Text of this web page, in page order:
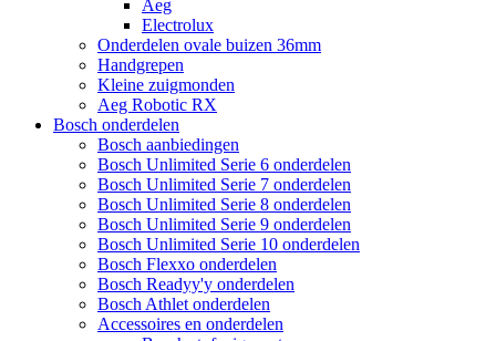
Aeg
Electrolux
Onderdelen ovale buizen 36mm
Handgrepen
Kleine zuigmonden
Aeg Robotic RX
Bosch onderdelen
Bosch aanbiedingen
Bosch Unlimited Serie 6 onderdelen
Bosch Unlimited Serie 7 onderdelen
Bosch Unlimited Serie 8 onderdelen
Bosch Unlimited Serie 9 onderdelen
Bosch Unlimited Serie 10 onderdelen
Bosch Flexxo onderdelen
Bosch Readyy'y onderdelen
Bosch Athlet onderdelen
Accessoires en onderdelen